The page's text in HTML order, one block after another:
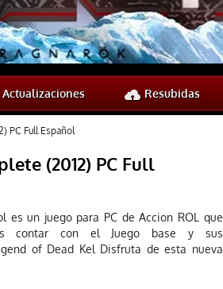
Actualizaciones Resubidas
PC Full Español
(2012) PC Full
es un juego para PC de Accion ROL que
contar con el Juego base y sus
of Dead Kel Disfruta de esta nueva